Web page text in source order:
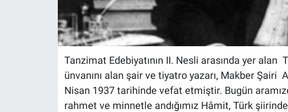
Tanzimat Edebiyatının II. Nesli arasında yer alan
ünvanını alan şair ve tiyatro yazarı, Makber Şairi
Nisan 1937 tarihinde vefat etmiştir. Bugün
rahmet ve minnetle andığımız Hâmit, Türk